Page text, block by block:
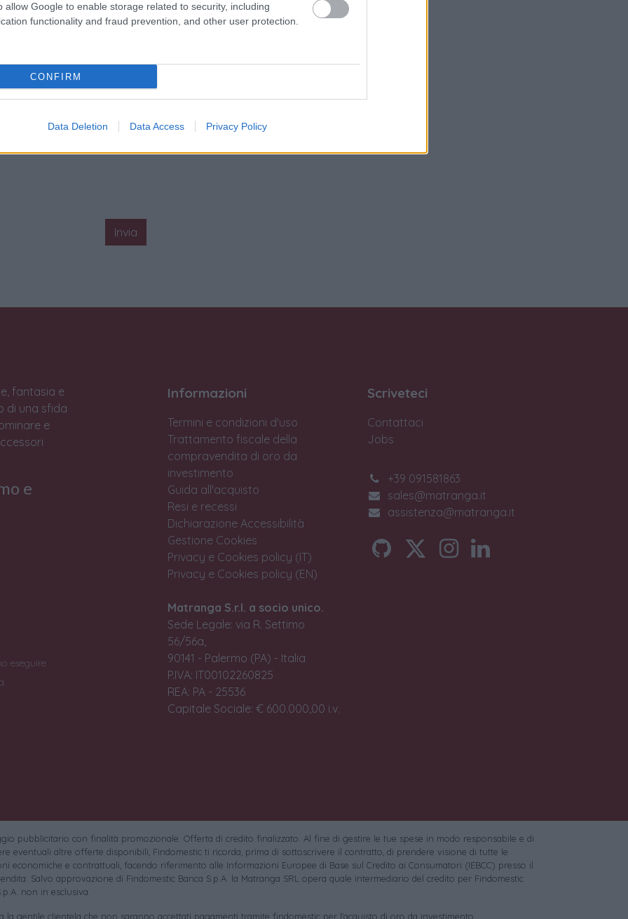
allow Google to enable storage related to security, including
functionality and fraud prevention, and other user protection.
CONFIRM
Data Deletion Data Access Privacy Policy
Invia
fantasia e
di una sfida
e
e
eseguire
Informazioni
Termini e condizioni d'uso
Trattamento fiscale della
compravendita di oro da
investimento
Guida all'acquisto
Resi e recessi
Dichiarazione Accessibilità
Gestione Cookies
Privacy e Cookies policy (IT)
Privacy e Cookies policy (EN)
Matranga S.r.l. a socio unico.
Sede Legale: via R. Settimo
56/56a,
90141 - Palermo (PA) - Italia
P.IVA: IT00102260825
REA: PA - 25536
Capitale Sociale: € 600.000,00 i.v.
Scriveteci
Contattaci
Jobs
+39 091581863
sales@matranga.it
assistenza@matranga.it
pubblicitario con finalità promozionale. Offerta di credito finalizzato. Al fine di gestire le tue spese in modo responsabile e di
eventuali altre offerte disponibili, Findomestic ti ricorda, prima di sottoscrivere il contratto, di prendere visione di tutte le
economiche e contrattuali, facendo riferimento alle Informazioni Europee di Base sul Credito ai Consumatori (IEBCC) presso il
Salvo approvazione di Findomestic Banca S.p.A. la Matranga SRL opera quale intermediario del credito per Findomestic
non in esclusiva.
la gentile clientela che non saranno accettati pagamenti tramite findomestic per l'acquisto di oro da investimento.